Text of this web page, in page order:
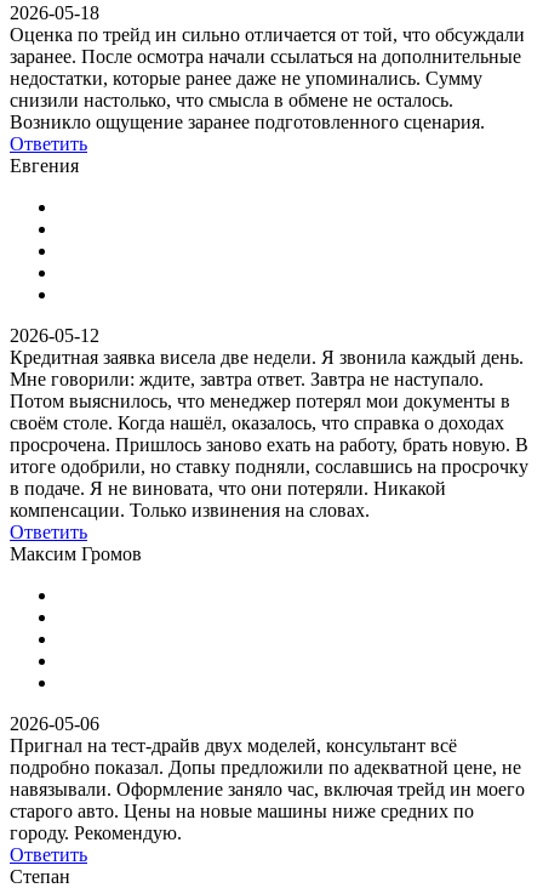
2026-05-18
Оценка по трейд ин сильно отличается от той, что обсуждали
заранее. После осмотра начали ссылаться на дополнительные
недостатки, которые ранее даже не упоминались. Сумму
снизили настолько, что смысла в обмене не осталось.
Возникло ощущение заранее подготовленного сценария.
Ответить
Евгения
2026-05-12
Кредитная заявка висела две недели. Я звонила каждый день.
Мне говорили: ждите, завтра ответ. Завтра не наступало.
Потом выяснилось, что менеджер потерял мои документы в
своём столе. Когда нашёл, оказалось, что справка о доходах
просрочена. Пришлось заново ехать на работу, брать новую. В
итоге одобрили, но ставку подняли, сославшись на просрочку
в подаче. Я не виновата, что они потеряли. Никакой
компенсации. Только извинения на словах.
Ответить
Максим Громов
2026-05-06
Пригнал на тест-драйв двух моделей, консультант всё
подробно показал. Допы предложили по адекватной цене, не
навязывали. Оформление заняло час, включая трейд ин моего
старого авто. Цены на новые машины ниже средних по
городу. Рекомендую.
Ответить
Степан